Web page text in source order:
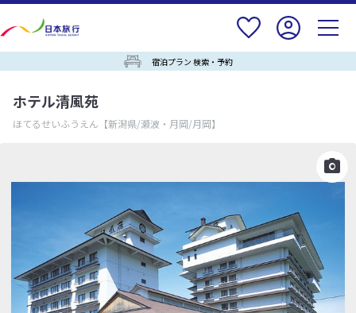
宿泊プラン 検索・予約
ホテル清風苑
ほてるせいふうえん 【新潟県/瀬波・月岡/月岡】